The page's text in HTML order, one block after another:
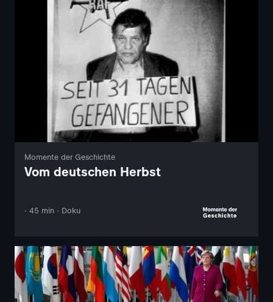
Momente der Geschichte
Vom deutschen Herbst
· 45 min · Doku